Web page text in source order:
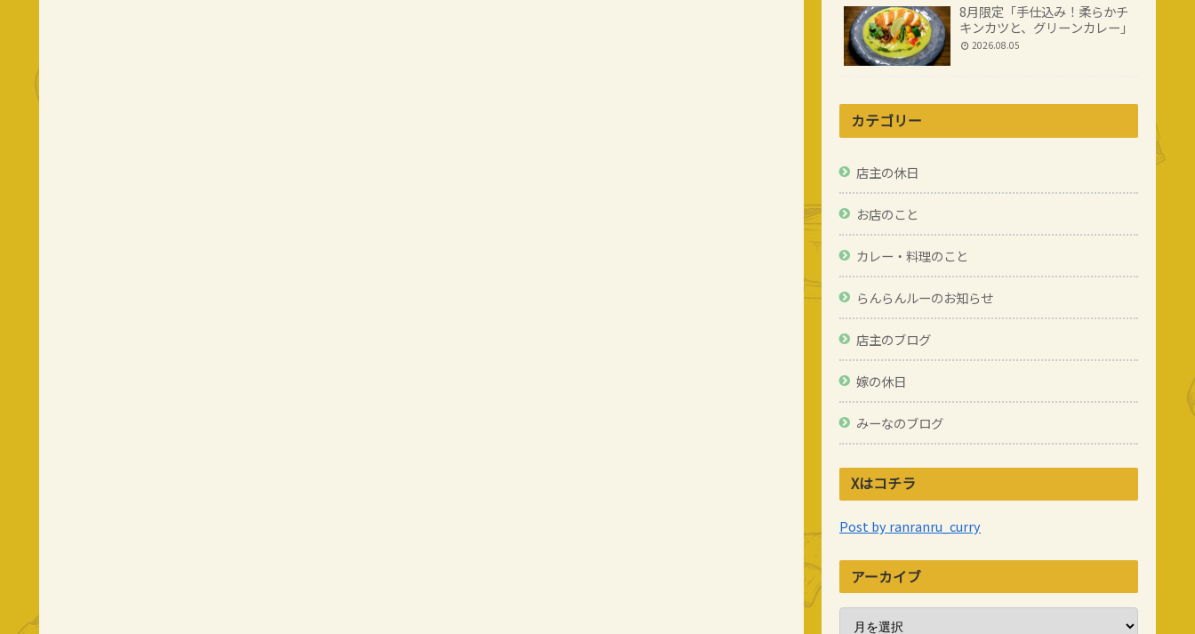
8月限定「手仕込み！柔らかチ
キンカツと、グリーンカレー」
2026.08.05
カテゴリー
店主の休日
お店のこと
カレー・料理のこと
らんらんルーのお知らせ
店主のブログ
嫁の休日
みーなのブログ
Xはコチラ
Post by ranranru_curry
アーカイブ